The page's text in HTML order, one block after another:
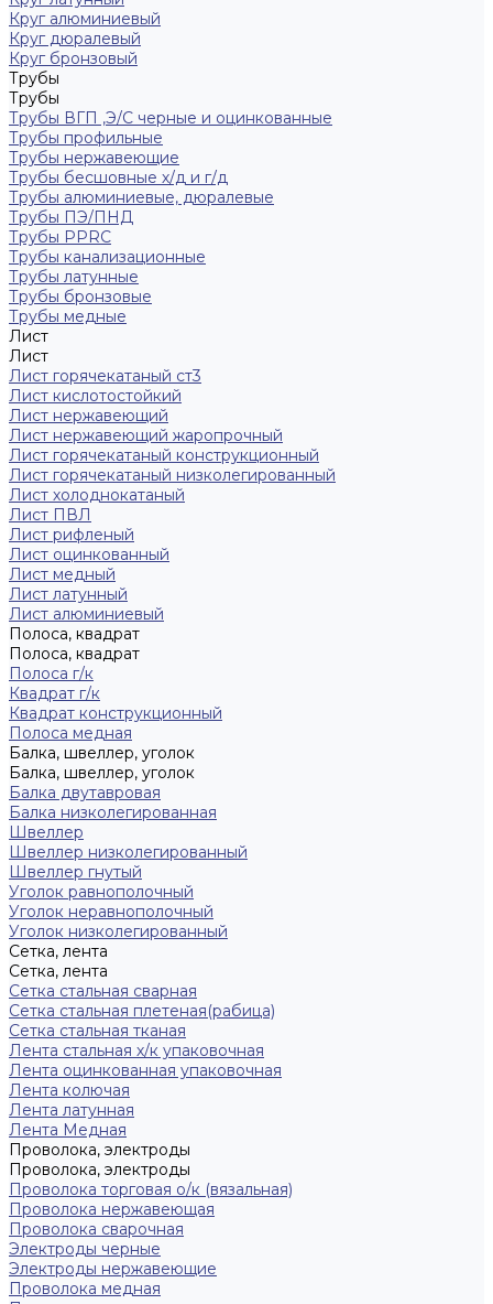
Круг алюминиевый
Круг дюралевый
Круг бронзовый
Трубы
Трубы
Трубы ВГП ,Э/С черные и оцинкованные
Трубы профильные
Трубы нержавеющие
Трубы бесшовные х/д и г/д
Трубы алюминиевые, дюралевые
Трубы ПЭ/ПНД
Трубы PPRC
Трубы канализационные
Трубы латунные
Трубы бронзовые
Трубы медные
Лист
Лист
Лист горячекатаный ст3
Лист кислотостойкий
Лист нержавеющий
Лист нержавеющий жаропрочный
Лист горячекатаный конструкционный
Лист горячекатаный низколегированный
Лист холоднокатаный
Лист ПВЛ
Лист рифленый
Лист оцинкованный
Лист медный
Лист латунный
Лист алюминиевый
Полоса, квадрат
Полоса, квадрат
Полоса г/к
Квадрат г/к
Квадрат конструкционный
Полоса медная
Балка, швеллер, уголок
Балка, швеллер, уголок
Балка двутавровая
Балка низколегированная
Швеллер
Швеллер низколегированный
Швеллер гнутый
Уголок равнополочный
Уголок неравнополочный
Уголок низколегированный
Сетка, лента
Сетка, лента
Сетка стальная сварная
Сетка стальная плетеная(рабица)
Сетка стальная тканая
Лента стальная х/к упаковочная
Лента оцинкованная упаковочная
Лента колючая
Лента латунная
Лента Медная
Проволока, электроды
Проволока, электроды
Проволока торговая о/к (вязальная)
Проволока нержавеющая
Проволока сварочная
Электроды черные
Электроды нержавеющие
Проволока медная